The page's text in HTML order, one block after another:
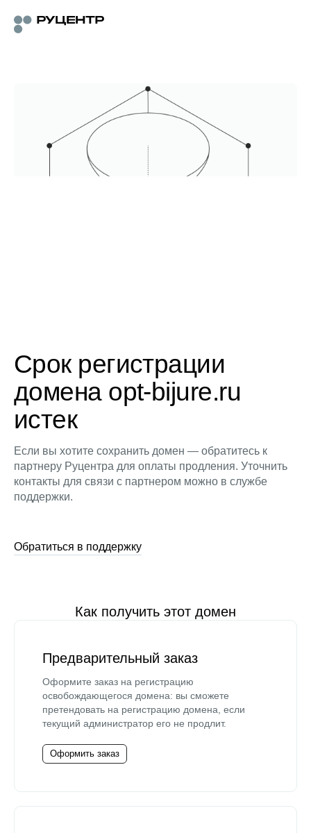
Срок регистрации
домена opt-bijure.ru
истек
Если вы хотите сохранить домен — обратитесь к
партнеру Руцентра для оплаты продления. Уточнить
контакты для связи с партнером можно в службе
поддержки.
Обратиться в поддержку
Как получить этот домен
Предварительный заказ
Оформите заказ на регистрацию
освобождающегося домена: вы сможете
претендовать на регистрацию домена, если
текущий администратор его не продлит.
Оформить заказ